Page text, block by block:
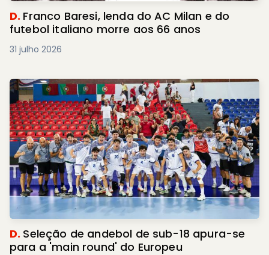
D. Franco Baresi, lenda do AC Milan e do
futebol italiano morre aos 66 anos
31 julho 2026
D. Seleção de andebol de sub-18 apura-se
para a 'main round' do Europeu